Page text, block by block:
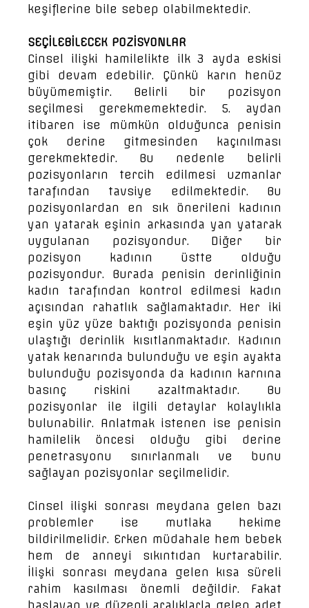
keşiflerine bile sebep olabilmektedir.
SEÇİLEBİLECEK POZİSYONLAR
Cinsel ilişki hamilelikte ilk 3 ayda eskisi
gibi devam edebilir. Çünkü karın henüz
büyümemiştir. Belirli bir pozisyon
seçilmesi gerekmemektedir. 5. aydan
itibaren ise mümkün olduğunca penisin
çok derine gitmesinden kaçınılması
gerekmektedir. Bu nedenle belirli
pozisyonların tercih edilmesi uzmanlar
tarafından tavsiye edilmektedir. Bu
pozisyonlardan en sık önerileni kadının
yan yatarak eşinin arkasında yan yatarak
uygulanan pozisyondur. Diğer bir
pozisyon kadının üstte olduğu
pozisyondur. Burada penisin derinliğinin
kadın tarafından kontrol edilmesi kadın
açısından rahatlık sağlamaktadır. Her iki
eşin yüz yüze baktığı pozisyonda penisin
ulaştığı derinlik kısıtlanmaktadır. Kadının
yatak kenarında bulunduğu ve eşin ayakta
bulunduğu pozisyonda da kadının karnına
basınç riskini azaltmaktadır. Bu
pozisyonlar ile ilgili detaylar kolaylıkla
bulunabilir. Anlatmak istenen ise penisin
hamilelik öncesi olduğu gibi derine
penetrasyonu sınırlanmalı ve bunu
sağlayan pozisyonlar seçilmelidir.
Cinsel ilişki sonrası meydana gelen bazı
problemler ise mutlaka hekime
bildirilmelidir. Erken müdahale hem bebek
hem de anneyi sıkıntıdan kurtarabilir.
İlişki sonrası meydana gelen kısa süreli
rahim kasılması önemli değildir. Fakat
başlayan ve düzenli aralıklarla gelen adet